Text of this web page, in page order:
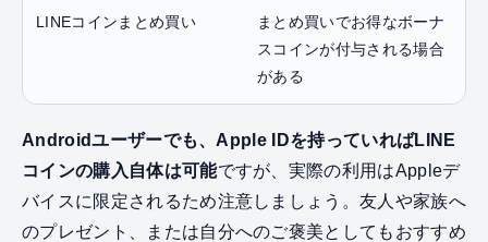
LINEコインまとめ買い
まとめ買いでお得なボーナ
スコインが付与される場合
がある
Androidユーザーでも、Apple IDを持っていればLINE
コインの購入自体は可能ですが、実際の利用はAppleデ
バイスに限定されるため注意しましょう。友人や家族へ
のプレゼント、または自分へのご褒美としてもおすすめ